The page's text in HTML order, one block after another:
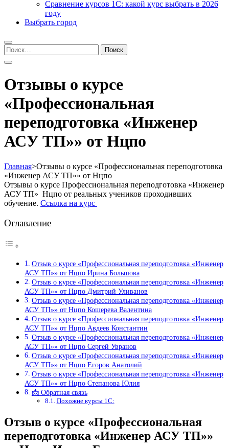
Сравнение курсов 1С: какой курс выбрать в 2026
году
Выбрать город
Найти:
Отзывы о курсе
«Профессиональная
переподготовка «Инженер
АСУ ТП»» от Нцпо
Главная>Отзывы о курсе «Профессиональная переподготовка
«Инженер АСУ ТП»» от Нцпо
Отзывы о курсе Профессиональная переподготовка «Инженер
АСУ ТП» Нцпо от реальных учеников проходивших
обучение. Ссылка на курс
Оглавление
Отзыв о курсе «Профессиональная переподготовка «Инженер
АСУ ТП»» от Нцпо Ирина Большова
Отзыв о курсе «Профессиональная переподготовка «Инженер
АСУ ТП»» от Нцпо Дмитрий Уливанов
Отзыв о курсе «Профессиональная переподготовка «Инженер
АСУ ТП»» от Нцпо Кошерева Валентина
Отзыв о курсе «Профессиональная переподготовка «Инженер
АСУ ТП»» от Нцпо Авдеев Константин
Отзыв о курсе «Профессиональная переподготовка «Инженер
АСУ ТП»» от Нцпо Сергей Увранов
Отзыв о курсе «Профессиональная переподготовка «Инженер
АСУ ТП»» от Нцпо Егоров Анатолий
Отзыв о курсе «Профессиональная переподготовка «Инженер
АСУ ТП»» от Нцпо Степанова Юлия
📩 Обратная связь
Похожие курсы 1С:
Отзыв о курсе «Профессиональная
переподготовка «Инженер АСУ ТП»»